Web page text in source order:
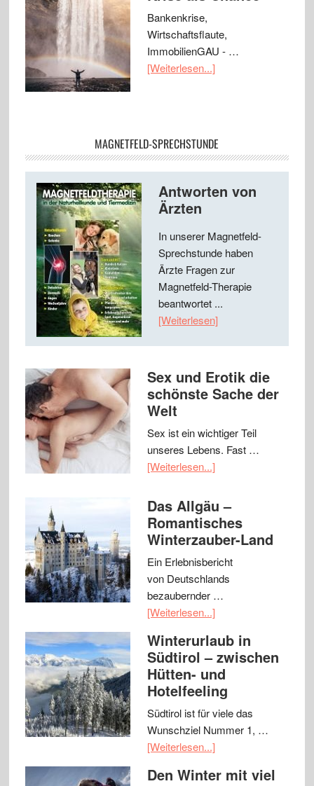
Bankenkrise,
Wirtschaftsflaute,
ImmobilienGAU - …
[Weiterlesen...]
MAGNETFELD-SPRECHSTUNDE
Antworten von
Ärzten
In unserer Magnetfeld-
Sprechstunde haben
Ärzte Fragen zur
Magnetfeld-Therapie
beantwortet ...
[Weiterlesen]
Sex und Erotik die
schönste Sache der
Welt
Sex ist ein wichtiger Teil
unseres Lebens. Fast …
[Weiterlesen...]
Das Allgäu –
Romantisches
Winterzauber-Land
Ein Erlebnisbericht
von Deutschlands
bezaubernder …
[Weiterlesen...]
Winterurlaub in
Südtirol – zwischen
Hütten- und
Hotelfeeling
Südtirol ist für viele das
Wunschziel Nummer 1, …
[Weiterlesen...]
Den Winter mit viel